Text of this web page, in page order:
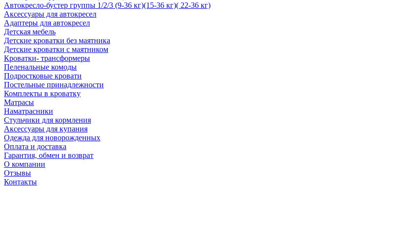
Автокресло-бустер группы 1/2/3 (9-36 кг)(15-36 кг)( 22-36 кг)
Аксессуары для автокресел
Адаптеры для автокресел
Детская мебель
Детские кроватки без маятника
Детские кроватки с маятником
Кроватки- трансформеры
Пеленальные комоды
Подростковые кровати
Постельные принадлежности
Комплекты в кроватку
Матрасы
Наматрасники
Стульчики для кормления
Аксессуары для купания
Одежда для новорожденных
Оплата и доставка
Гарантия, обмен и возврат
О компании
Отзывы
Контакты